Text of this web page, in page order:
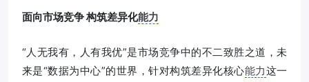
面向市场竞争 构筑差异化能力
“人无我有，人有我优”是市场竞争中的不二致胜之道，未
来是“数据为中心”的世界，针对构筑差异化核心能力这一